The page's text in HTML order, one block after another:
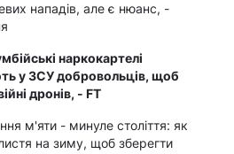
нападів, але є нюанс, -
наркокартелі
у ЗСУ добровольців, щоб
дронів, - FT
м'яти - минуле століття: як
на зиму, щоб зберегти